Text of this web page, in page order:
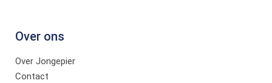
Over ons
Over Jongepier
Contact